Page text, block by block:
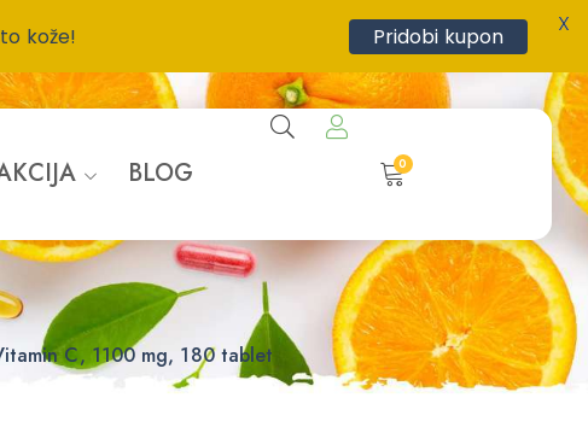
BLOG 0
C, 1100 mg, 180 tablet
kože! Pridobi kupon X